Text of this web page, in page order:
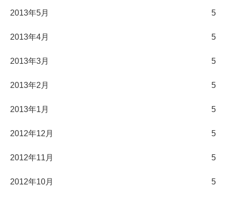
2013年5月 5
2013年4月 5
2013年3月 5
2013年2月 5
2013年1月 5
2012年12月 5
2012年11月 5
2012年10月 5